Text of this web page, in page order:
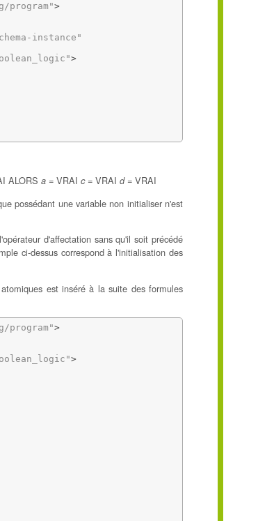
program">
instance"
>
ALORS a = VRAI c= VRAI d= VRAI
possédant une variable non initialiser n'est
d'affectation sans qu'il soit précédé
ci-dessus correspond à l'initialisation des
est inséré à la suite des formules
program">
>